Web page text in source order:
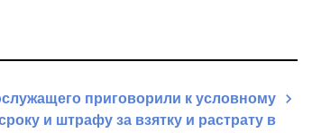
приговорили к условному
и штрафу за взятку и растрату в